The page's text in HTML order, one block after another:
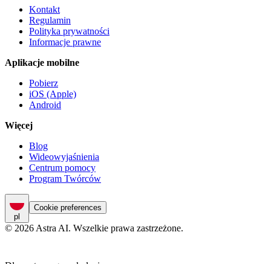
Kontakt
Regulamin
Polityka prywatności
Informacje prawne
Aplikacje mobilne
Pobierz
iOS (Apple)
Android
Więcej
Blog
Wideowyjaśnienia
Centrum pomocy
Program Twórców
pl
Cookie preferences
© 2026 Astra AI. Wszelkie prawa zastrzeżone.